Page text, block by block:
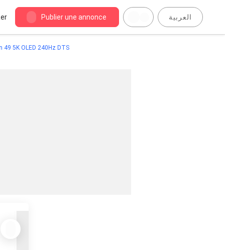
Publier une annonce العربية
49 5K OLED 240Hz DTS